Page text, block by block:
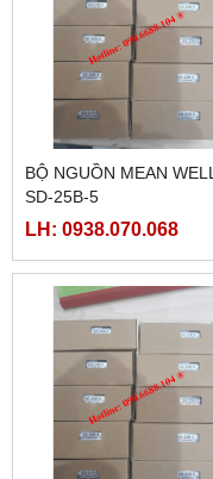
BỘ NGUỒN MEAN WELL
SD-25B-5
LH: 0938.070.068